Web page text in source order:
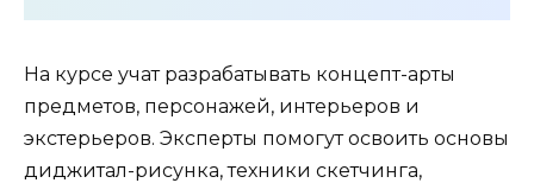
На курсе учат разрабатывать концепт-арты
предметов, персонажей, интерьеров и
экстерьеров. Эксперты помогут освоить основы
диджитал-рисунка, техники скетчинга,